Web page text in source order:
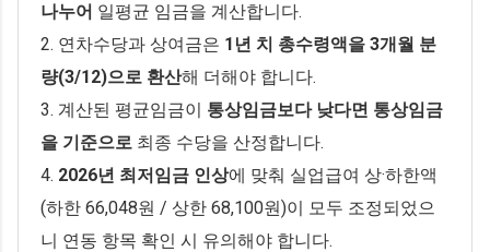
나누어 일평균 임금을 계산합니다.
2. 연차수당과 상여금은 1년 치 총수령액을 3개월 분
량(3/12)으로 환산해 더해야 합니다.
3. 계산된 평균임금이 통상임금보다 낮다면 통상임금
을 기준으로 최종 수당을 산정합니다.
4. 2026년 최저임금 인상에 맞춰 실업급여 상·하한액
(하한 66,048원 / 상한 68,100원)이 모두 조정되었으
니 연동 항목 확인 시 유의해야 합니다.